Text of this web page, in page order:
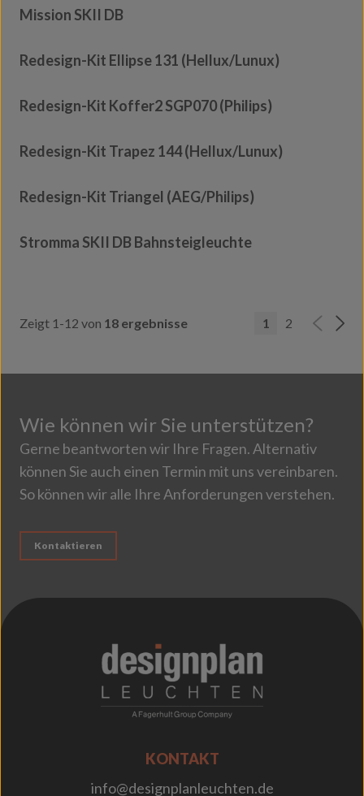
Mission SKII DB
Redesign-Kit Ellipse 131 (Hellux/Lunux)
Redesign-Kit Koffer2 SGP070 (Philips)
Redesign-Kit Trapez 144 (Hellux/Lunux)
Redesign-Kit Triangel (AEG/Philips)
Stromma SKII DB Bahnsteigleuchte
Zeigt 1-12 von 18 ergebnisse 1 2
Wie können wir Sie unterstützen?
Gerne beantworten wir Ihre Fragen. Alternativ
können Sie auch einen Termin mit uns vereinbaren.
So können wir alle Ihre Anforderungen verstehen.
Kontaktieren
KONTAKT
info@designplanleuchten.de